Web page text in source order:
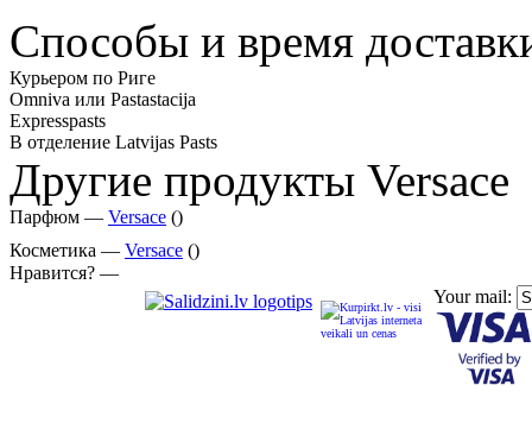
Способы и время
Курьером по Риге
Omniva или Pastastacija
Expresspasts
В отделение Latvijas Pasts
Другие продукты Versace
Парфюм — Versace ()
Косметика — Versace ()
Нравится? —
Your mail: